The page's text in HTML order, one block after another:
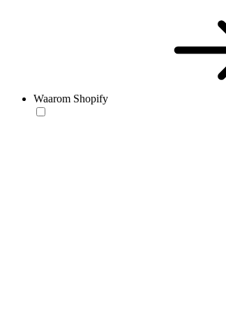
Waarom Shopify